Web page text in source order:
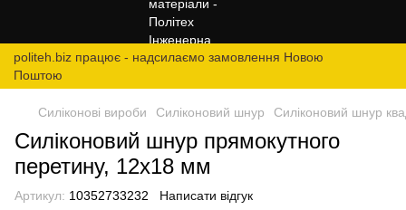
politeh.biz працює - надсилаємо замовлення Новою
Поштою
Силіконові вироби Силіконовий шнур Силіконовий шнур
Силіконовий шнур прямокутного
перетину, 12х18 мм
Артикул: 10352733232 Написати відгук